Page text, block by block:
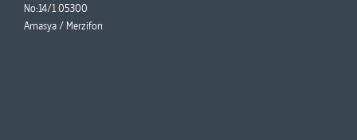
No:14/1 05300
Amasya / Merzifon